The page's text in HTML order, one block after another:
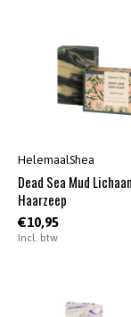
HelemaalShea
Dead Sea Mud
Haarzeep
€10,95
Incl. btw